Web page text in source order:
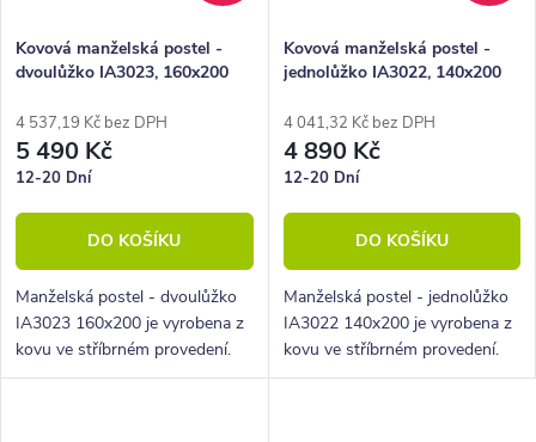
o
d
u
k
t
ů
r
o
d
u
k
t
ů
Kovová manželská postel -
dvoulůžko IA3023, 160x200
4 537,19 Kč bez DPH
5 490 Kč
12-20 Dní
DO KOŠÍKU
Manželská postel - dvoulůžko
IA3023 160x200 je vyrobena z
kovu ve stříbrném provedení.
Tato postel je vhodná do všech
Kovová manželská postel -
jednolůžko IA3022, 140x200
4 041,32 Kč bez DPH
4 890 Kč
12-20 Dní
DO KOŠÍKU
Manželská postel - jednolůžko
IA3022 140x200 je vyrobena z
kovu ve stříbrném provedení.
Tato postel je vhodná do všech